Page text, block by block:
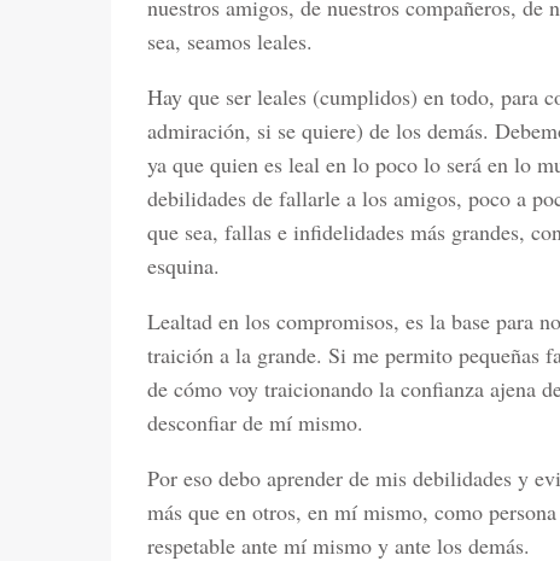
nuestros amigos, de nuestros compañeros, de
sea, seamos leales.
Hay que ser leales (cumplidos) en todo, para
admiración, si se quiere) de los demás.
ya que quien es leal en lo poco lo será en lo
debilidades de fallarle a los amigos, poco a
que sea, fallas e infidelidades más grandes,
esquina.
Lealtad en los compromisos, es la base para
traición a la grande. Si me permito pequeñas
de cómo voy traicionando la confianza ajena
desconfiar de mí mismo.
Por eso debo aprender de mis debilidades y
más que en otros, en mí mismo, como
respetable ante mí mismo y ante los demás.